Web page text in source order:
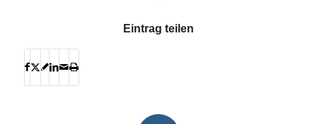
Eintrag teilen